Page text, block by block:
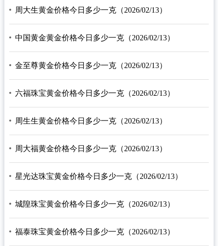
周大生黄金价格今日多少一克（2026/02/13）
中国黄金黄金价格今日多少一克（2026/02/13）
金至尊黄金价格今日多少一克（2026/02/13）
六福珠宝黄金价格今日多少一克（2026/02/13）
周生生黄金价格今日多少一克（2026/02/13）
周大福黄金价格今日多少一克（2026/02/13）
星光达珠宝黄金价格今日多少一克（2026/02/13）
城隍珠宝黄金价格今日多少一克（2026/02/13）
福泰珠宝黄金价格今日多少一克（2026/02/13）